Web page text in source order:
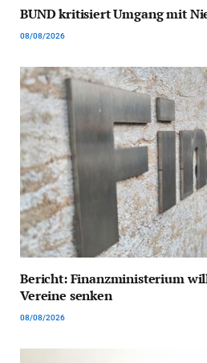
BUND kritisiert Umgang mit
08/08/2026
Bericht: Finanzministerium
Vereine senken
08/08/2026